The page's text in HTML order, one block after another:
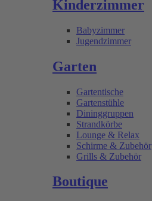
Kinderzimmer
Babyzimmer
Jugendzimmer
Garten
Gartentische
Gartenstühle
Dininggruppen
Strandkörbe
Lounge & Relax
Schirme & Zubehör
Grills & Zubehör
Boutique